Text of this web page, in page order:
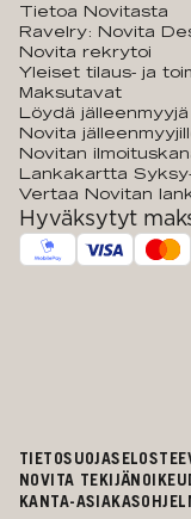
Tietoa Novitasta
Ravelry: Novita
Novita rekrytoi
Yleiset tilaus- ja
Maksutavat
Löydä jälleenmyyjä
Novita
Novitan
Lankakartta
Vertaa Novitan
Hyväksytyt
TIETOSUOJASELOSTE
NOVITA
KANTA-